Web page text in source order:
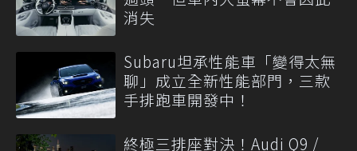
消失
Subaru坦承性能車「變得太無
聊」成立全新性能部門，三款
手排跑車開發中！
終極三排座對決！Audi Q9 /